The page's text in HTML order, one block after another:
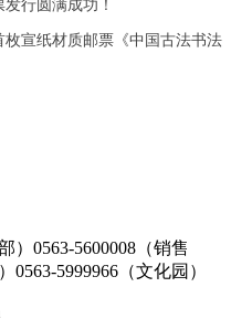
行圆满成功！
宣纸材质邮票《中国古法书法
）0563-5600008（销售
0563-5999966（文化园）